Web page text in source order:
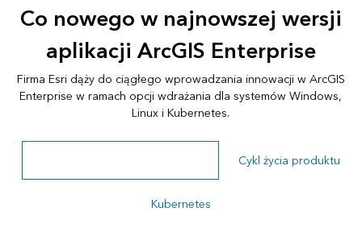
Co nowego w najnowszej wersji
aplikacji ArcGIS Enterprise
Firma Esri dąży do ciągłego wprowadzania innowacji w ArcGIS
Enterprise w ramach opcji wdrażania dla systemów Windows,
Linux i Kubernetes.
Cykl życia produktu
Kubernetes